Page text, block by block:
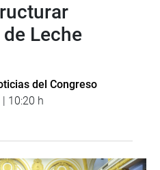
Leche
del Congreso
10:20 h